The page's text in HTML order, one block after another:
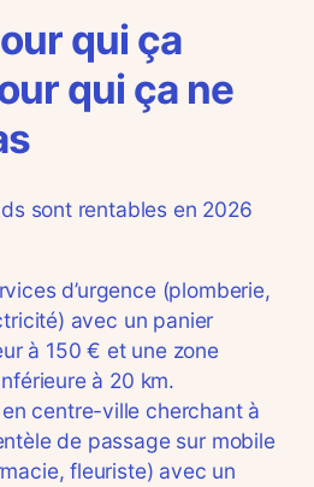
qui ça
qui ça ne
sont rentables en 2026
d’urgence (plomberie,
avec un panier
à 150 € et une zone
à 20 km.
centre-ville cherchant à
de passage sur mobile
fleuriste) avec un